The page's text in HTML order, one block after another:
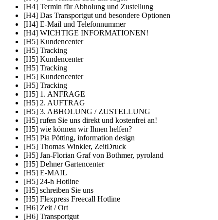
[H4] Termin für Abholung und Zustellung
[H4] Das Transportgut und besondere Optionen
[H4] E-Mail und Telefonnummer
[H4] WICHTIGE INFORMATIONEN!
[H5] Kundencenter
[H5] Tracking
[H5] Kundencenter
[H5] Tracking
[H5] Kundencenter
[H5] Tracking
[H5] 1. ANFRAGE
[H5] 2. AUFTRAG
[H5] 3. ABHOLUNG / ZUSTELLUNG
[H5] rufen Sie uns direkt und kostenfrei an!
[H5] wie können wir Ihnen helfen?
[H5] Pia Pötting, information design
[H5] Thomas Winkler, ZeitDruck
[H5] Jan-Florian Graf von Bothmer, pyroland
[H5] Dehner Gartencenter
[H5] E-MAIL
[H5] 24-h Hotline
[H5] schreiben Sie uns
[H5] Flexpress Freecall Hotline
[H6] Zeit / Ort
[H6] Transportgut